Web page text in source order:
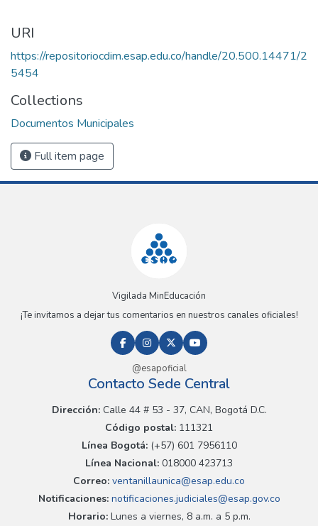
URI
https://repositoriocdim.esap.edu.co/handle/20.500.14471/2
5454
Collections
Documentos Municipales
Full item page
Vigilada MinEducación
¡Te invitamos a dejar tus comentarios en nuestros canales oficiales!
@esapoficial
Contacto Sede Central
Dirección:Calle 44 # 53 - 37, CAN, Bogotá D.C.
Código postal: 111321
Línea Bogotá:(+57) 601 7956110
Línea Nacional: 018000 423713
Correo: ventanillaunica@esap.edu.co
Notificaciones:notificaciones.judiciales@esap.gov.co
Horario:Lunes a viernes, 8 a.m. a 5 p.m.